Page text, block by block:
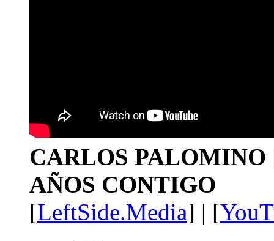
CARLOS PALOMINO
AÑOS CONTIGO
[LeftSide.Media] | [